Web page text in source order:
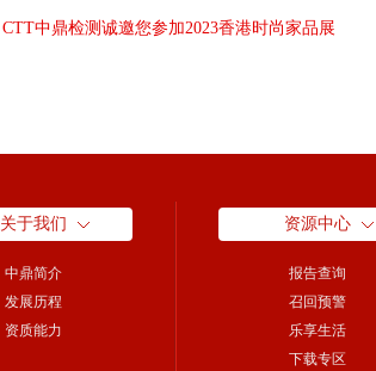
CTT中鼎检测诚邀您参加2023香港时尚家品展
关于我们
中鼎简介
发展历程
资质能力
资源中心
报告查询
召回预警
乐享生活
下载专区